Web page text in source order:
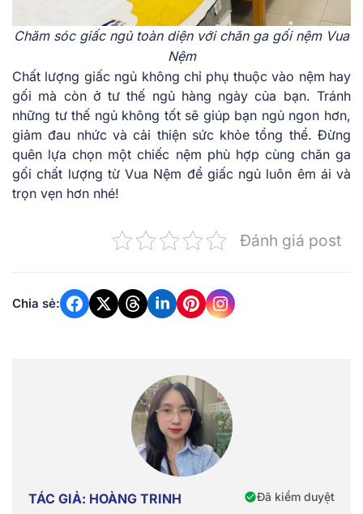
Chăm sóc giấc ngủ toàn diện với chăn ga gối nệm Vua
Nệm
Chất lượng giấc ngủ không chỉ phụ thuộc vào nệm hay
gối mà còn ở tư thế ngủ hàng ngày của bạn. Tránh
những tư thế ngủ không tốt sẽ giúp bạn ngủ ngon hơn,
giảm đau nhức và cải thiện sức khỏe tổng thể. Đừng
quên lựa chọn một chiếc nệm phù hợp cùng chăn ga
gối chất lượng từ Vua Nệm để giấc ngủ luôn êm ái và
trọn vẹn hơn nhé!
Đánh giá post
Chia sẻ:
TÁC GIẢ: HOÀNG TRINH Đã kiểm duyệt